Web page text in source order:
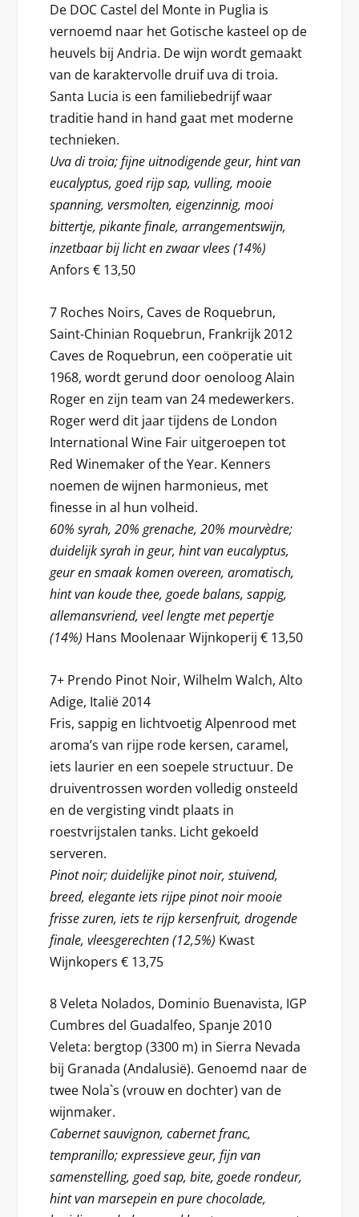
De DOC Castel del Monte in Puglia is
vernoemd naar het Gotische kasteel op de
heuvels bij Andria. De wijn wordt gemaakt
van de karaktervolle druif uva di troia.
Santa Lucia is een familiebedrijf waar
traditie hand in hand gaat met moderne
technieken.
Uva di troia; fijne uitnodigende geur, hint van
eucalyptus, goed rijp sap, vulling, mooie
spanning, versmolten, eigenzinnig, mooi
bittertje, pikante finale, arrangementswijn,
inzetbaar bij licht en zwaar vlees (14%)
Anfors € 13,50
7 Roches Noirs, Caves de Roquebrun,
Saint-Chinian Roquebrun, Frankrijk 2012
Caves de Roquebrun, een coöperatie uit
1968, wordt gerund door oenoloog Alain
Roger en zijn team van 24 medewerkers.
Roger werd dit jaar tijdens de London
International Wine Fair uitgeroepen tot
Red Winemaker of the Year. Kenners
noemen de wijnen harmonieus, met
finesse in al hun volheid.
60% syrah, 20% grenache, 20% mourvèdre;
duidelijk syrah in geur, hint van eucalyptus,
geur en smaak komen overeen, aromatisch,
hint van koude thee, goede balans, sappig,
allemansvriend, veel lengte met pepertje
(14%) Hans Moolenaar Wijnkoperij € 13,50
7+ Prendo Pinot Noir, Wilhelm Walch, Alto
Adige, Italië 2014
Fris, sappig en lichtvoetig Alpenrood met
aroma’s van rijpe rode kersen, caramel,
iets laurier en een soepele structuur. De
druiventrossen worden volledig onsteeld
en de vergisting vindt plaats in
roestvrijstalen tanks. Licht gekoeld
serveren.
Pinot noir; duidelijke pinot noir, stuivend,
breed, elegante iets rijpe pinot noir mooie
frisse zuren, iets te rijp kersenfruit, drogende
finale, vleesgerechten (12,5%) Kwast
Wijnkopers € 13,75
8 Veleta Nolados, Dominio Buenavista, IGP
Cumbres del Guadalfeo, Spanje 2010
Veleta: bergtop (3300 m) in Sierra Nevada
bij Granada (Andalusië). Genoemd naar de
twee Nola`s (vrouw en dochter) van de
wijnmaker.
Cabernet sauvignon, cabernet franc,
tempranillo; expressieve geur, fijn van
samenstelling, goed sap, bite, goede rondeur,
hint van marsepein en pure chocolade,